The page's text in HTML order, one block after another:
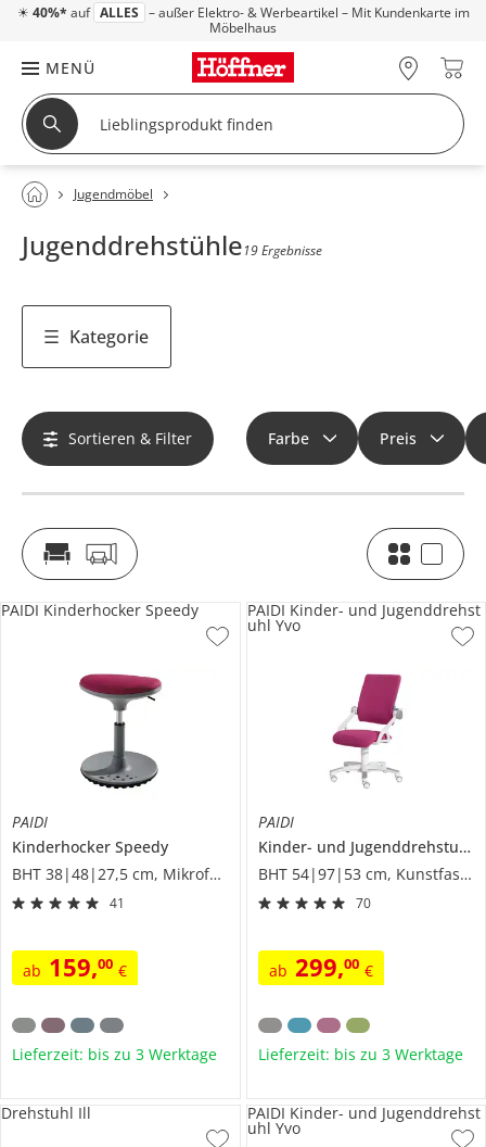
☀ 40%* auf ALLES – außer Elektro- & Werbeartikel – Mit Kundenkarte im
Möbelhaus
MENÜ
Jugendmöbel
Jugenddrehstühle19 Ergebnisse
Kategorie
Sortieren & Filter Farbe Preis
PAIDI
Kinderhocker Speedy
BHT 38|48|27,5 cm, Mikrofaser
41
ab 159,00 €
PAIDI Kinderhocker Speedy
Lieferzeit: bis zu 3 Werktage
PAIDI
Kinder- und Jugenddrehstuhl
BHT 54|97|53 cm, Kunstfaser
70
ab 299,00 €
PAIDI Kinder- und Jugenddrehst
uhl Yvo
Lieferzeit: bis zu 3 Werktage
Drehstuhl Ill PAIDI Kinder- und Jugenddrehst
uhl Yvo